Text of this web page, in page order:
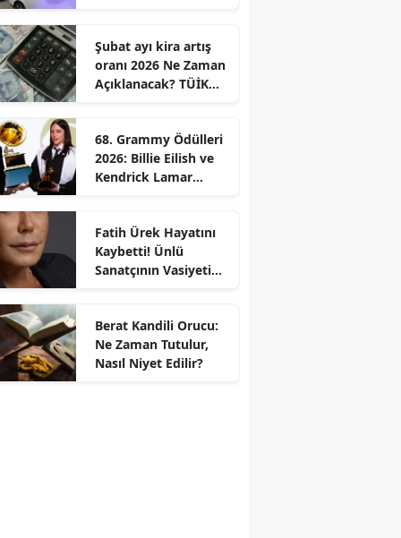
Şubat ayı kira artış
oranı 2026 Ne Zaman
Açıklanacak? TÜİK
68. Grammy Ödülleri
2026: Billie Eilish ve
Kendrick Lamar
Fatih Ürek Hayatını
Kaybetti! Ünlü
Sanatçının Vasiyeti
Berat Kandili Orucu:
Ne Zaman Tutulur,
Nasıl Niyet Edilir?